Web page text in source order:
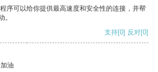
序可以给你提供最高速度和安全性的连接，并帮
。
支持[0] 反对[0]
油